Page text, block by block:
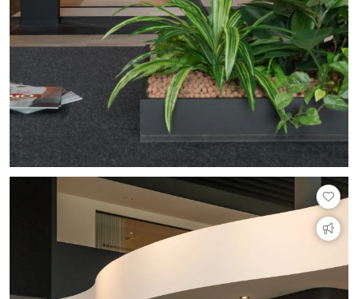
PVC vloeren
Gietvloeren
Houten vloeren
Natuursteen en keramiek vloeren
Vloerkleden
Afwerking
Beton Ciré
Behang / Wandtextiel
Natuursteen en keramiek
Schilderwerk